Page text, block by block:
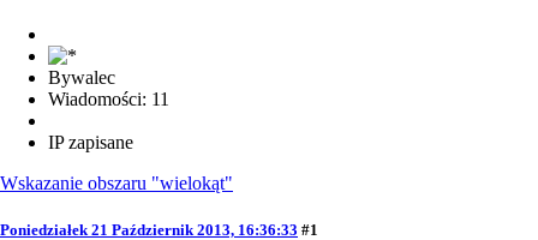
Bywalec
Wiadomości: 11
IP zapisane
Wskazanie obszaru "wielokąt"
Poniedziałek 21 Październik 2013, 16:36:33 #1